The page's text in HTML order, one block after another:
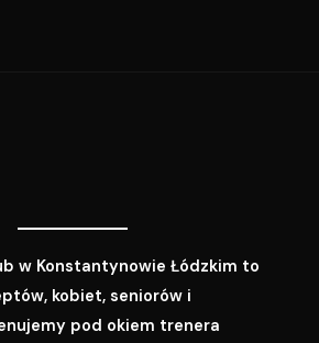
w Konstantynowie Łódzkim to
kobiet, seniorów i
pod okiem trenera